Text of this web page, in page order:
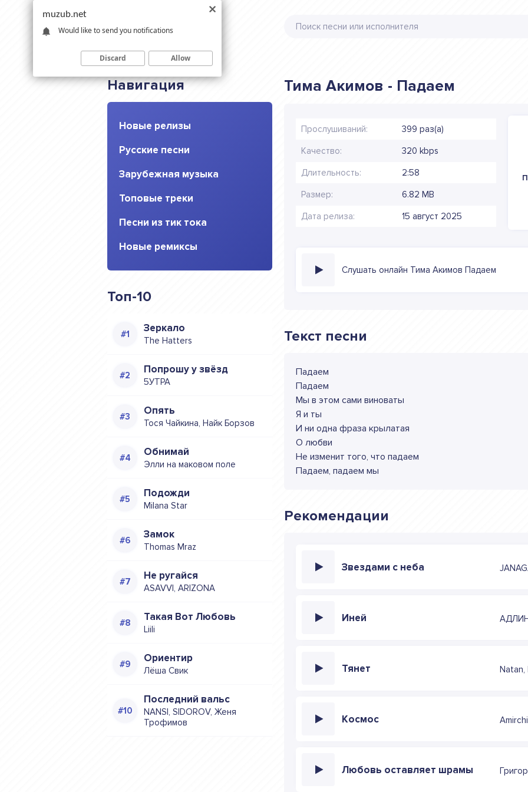
Навигация
Новые релизы
Русские песни
Зарубежная музыка
Топовые треки
Песни из тик тока
Новые ремиксы
Топ-10
Зеркало
The Hatters
Попрошу у звёзд
5УТРА
Опять
Тося Чайкина, Найк Борзов
Обнимай
Элли на маковом поле
Подожди
Milana Star
Замок
Thomas Mraz
Не ругайся
ASAVVI, ARIZONA
Такая Вот Любовь
Liili
Ориентир
Лёша Свик
Последний вальс
NANSI, SIDOROV, Женя
Трофимов
Тима Акимов - Падаем
Прослушиваний: 399 раз(а)
Качество: 320 kbps
Длительность: 2:58
Размер: 6.82 MB
Дата релиза: 15 август 2025
Слушать онлайн Тима Акимов Падаем
Текст песни
Падаем
Падаем
Мы в этом сами виноваты
Я и ты
И ни одна фраза крылатая
О любви
Не изменит того, что падаем
Падаем, падаем мы
Рекомендации
Звездами с неба
Иней
Тянет
Космос
Любовь оставляет шрамы
muzub.net
Would like to send you notifications
Discard Allow